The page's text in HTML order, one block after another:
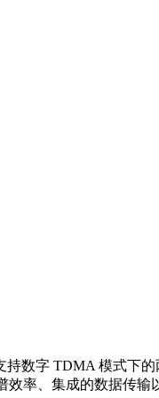
数字 TDMA 模式下
率、集成的数据传输